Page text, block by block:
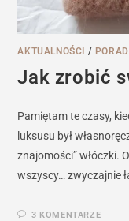
AKTUALNOŚCI /
Jak zrobić
Pamiętam te czasy,
luksusu był
znajomości” włóczki.
wszyscy… zwyczajnie
3 KOMENTARZE